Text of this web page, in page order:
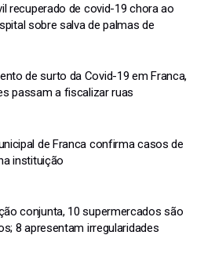
recuperado de covid-19 chora ao
sobre salva de palmas de
de surto da Covid-19 em Franca,
passam a fiscalizar ruas
de Franca confirma casos de
instituição
conjunta, 10 supermercados são
8 apresentam irregularidades